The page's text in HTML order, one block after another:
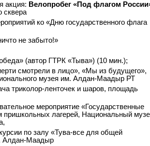
акция: Велопробег «Под флагом
сквера
ко «Дню государственного флага
не забыто!»
(автор ГТРК «Тыва») (10 мин.);
смотрели в лицо», «Мы из будущего»,
музея им. Алдан-Маадыр РТ
триколор-ленточек и шаров, площадь
мероприятие «Государственные
пришкольных лагерей, Национальный
по залу «Тува-все для общей
Алдан-Маадыр